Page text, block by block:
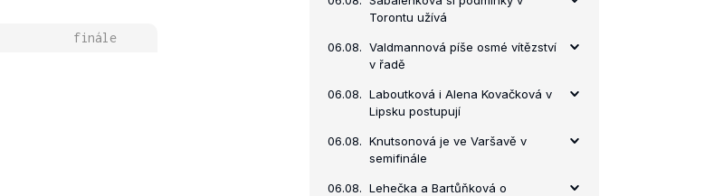
finále
Torontu užívá
06.08. Valdmannová píše osmé vítězství
v řadě
06.08. Laboutková i Alena Kovačková v
Lipsku postupují
06.08. Knutsonová je ve Varšavě v
semifinále
06.08. Lehečka a Bartůňková o